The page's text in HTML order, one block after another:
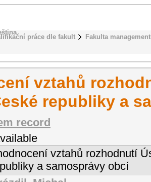
práce dle fakult
Fakulta
vztahů
republiky a
record
vztahů rozhodnutí
a samosprávy obcí